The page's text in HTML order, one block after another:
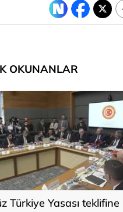
OKUNANLAR
Türkiye Yasası teklifine